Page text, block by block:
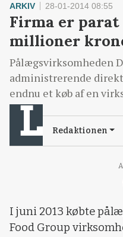
ARKIV 28-01-2014 08:55
Firma er
millioner
Pålægsvirksomheden
administrerende
endnu et køb af en
Redaktionen
I juni 2013 købte
Food Group